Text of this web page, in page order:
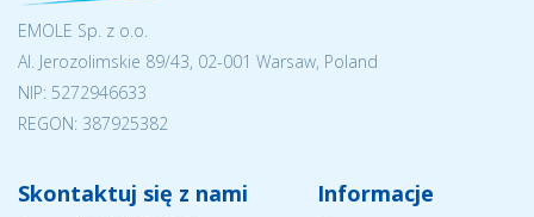
EMOLE Sp. z o.o.
Al. Jerozolimskie 89/43, 02-001 Warsaw, Poland
NIP: 5272946633
REGON: 387925382
Skontaktuj się z nami Informacje